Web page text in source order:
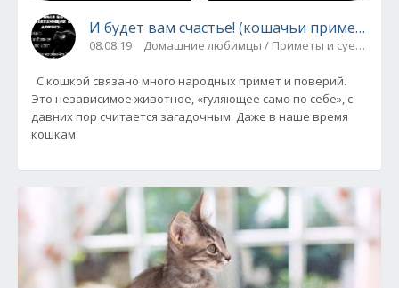
И будет вам счастье! (кошачьи приметы)
08.08.19 Домашние любимцы / Приметы и суеверия
С кошкой связано много народных примет и поверий.
Это независимое животное, «гуляющее само по себе», с
давних пор считается загадочным. Даже в наше время
кошкам